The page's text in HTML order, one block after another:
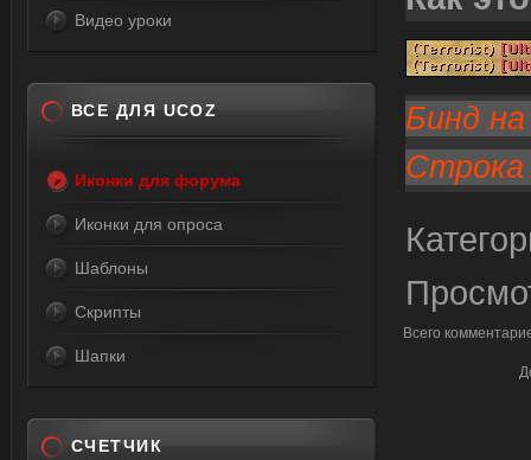
Бинд
Строка
Всего
Видео уроки
ВСЕ ДЛЯ UCOZ
Иконки для форума
Иконки для опроса
Шаблоны
Скрипты
Шапки
СЧЕТЧИК